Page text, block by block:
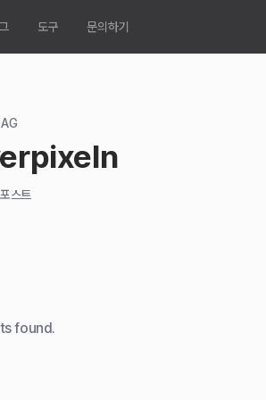
도구 문의하기
스트
found.